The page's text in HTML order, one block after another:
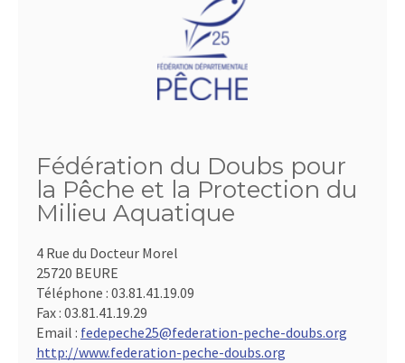
Fédération du Doubs pour
la Pêche et la Protection du
Milieu Aquatique
4 Rue du Docteur Morel
25720 BEURE
Téléphone : 03.81.41.19.09
Fax : 03.81.41.19.29
Email : fedepeche25@federation-peche-doubs.org
http://www.federation-peche-doubs.org